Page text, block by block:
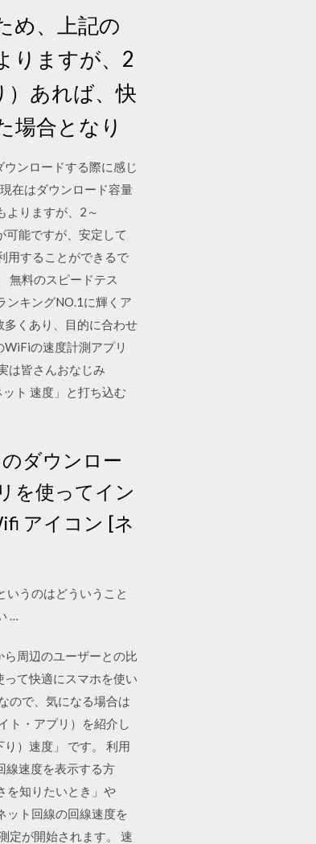
め、上記の
りますが、2
）あれば、快
場合となり
ンロードする際に感じ
在はダウンロード容量
よりますが、2～
能ですが、安定して
用することができるで
無料のスピードテス
ンキングNO.1に輝くア
くあり、目的に合わせ
の速度計測アプリ
は皆さんおなじみ
ト 速度」と打ち込む
ダウンロー
を使ってイン
アイコン [ネ
いうのはどういうこと
…
周辺のユーザーとの比
て快適にスマホを使い
ので、気になる場合は
ト・アプリ）を紹介し
）速度」 です。 利用
線速度を表示する方
を知りたいとき」や
ット回線の回線速度を
定が開始されます。 速